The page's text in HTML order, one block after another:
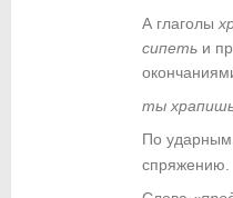
А глаголы
сипеть и
ты
По ударным
cпряжению.